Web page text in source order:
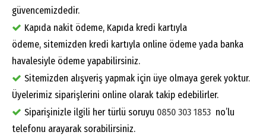
güvencemizdedir.
Kapıda nakit ödeme, Kapıda kredi kartıyla
ödeme, sitemizden kredi kartıyla online ödeme yada banka
havalesiyle ödeme yapabilirsiniz.
Sitemizden alışveriş yapmak için üye olmaya gerek yoktur.
Üyelerimiz siparişlerini online olarak takip edebilirler.
Siparişinizle ilgili her türlü soruyu 0850 303 1853 no’lu
telefonu arayarak sorabilirsiniz.